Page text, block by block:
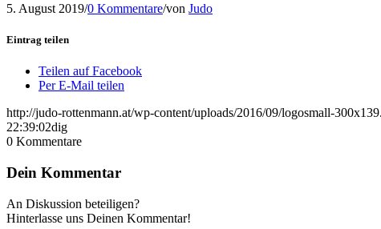
5. August 2019/0 Kommentare/von Judo
Eintrag teilen
Teilen auf Facebook
Per E-Mail teilen
http://judo-rottenmann.at/wp-content/uploads/2016/09/logosmall-
22:39:02dig
0 Kommentare
Dein Kommentar
An Diskussion beteiligen?
Hinterlasse uns Deinen Kommentar!